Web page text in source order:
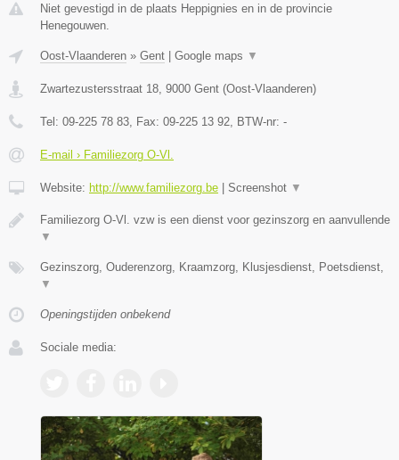
Niet gevestigd in de plaats Heppignies en in de provincie
Henegouwen.
Oost-Vlaanderen » Gent Google maps ▼
Zwartezustersstraat 18 9000 Gent (Oost-Vlaanderen)
Tel: 09-225 78 83 , Fax: 09-225 13 92 , BTW-nr: -
E-mail › Familiezorg O-Vl.
Website: http://www.familiezorg.be Screenshot ▼
Familiezorg O-Vl. vzw is een dienst voor gezinszorg en aanvullende
▼
Gezinszorg, Ouderenzorg, Kraamzorg, Klusjesdienst, Poetsdienst,
▼
Openingstijden onbekend
Sociale media: